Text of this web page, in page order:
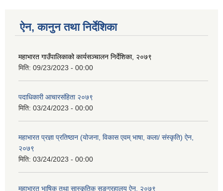
ऐन, कानुन तथा निर्देशिका
महाभारत गाउँपालिकाको कार्यसञ्‍चालन निर्देशिका, २०७९
मिति: 09/23/2023 - 00:00
पदाधिकारी आचारसंहिता २०७९
मिति: 03/24/2023 - 00:00
महाभारत प्रज्ञा प्रतिष्ठान (योजना, विकास एवम् भाषा, कला/ संस्कृति) ऐन,
२०७९
मिति: 03/24/2023 - 00:00
महाभारत भाषिक तथा सास्कृतिक सङ्ग्रहालय ऐन, २०७९